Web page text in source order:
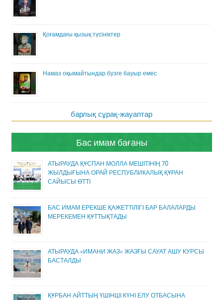
Қоғамдағы қызық түсініктер
Намаз оқымайтындар бузге бауыр емес
барлық сұрақ-жауаптар
Бас имам бағаны
АТЫРАУДА ҚҰСПАН МОЛЛА МЕШІТІНІҢ 70
ЖЫЛДЫҒЫНА ОРАЙ РЕСПУБЛИКАЛЫҚ ҚҰРАН
САЙЫСЫ ӨТТІ
БАС ИМАМ ЕРЕКШЕ ҚАЖЕТТІЛІГІ БАР БАЛАЛАРДЫ
МЕРЕКЕМЕН ҚҰТТЫҚТАДЫ
АТЫРАУДА «ИМАНИ ЖАЗ» ЖАЗҒЫ САУАТ АШУ КУРСЫ
БАСТАЛДЫ
ҚҰРБАН АЙТТЫҢ ҮШІНШІ КҮНІ ЕЛУ ОТБАСЫНА